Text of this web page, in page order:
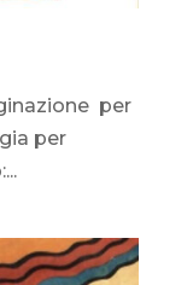
per
per